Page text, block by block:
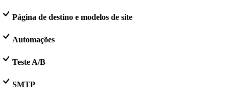
Página de destino e modelos de site
Automações
Teste A/B
SMTP